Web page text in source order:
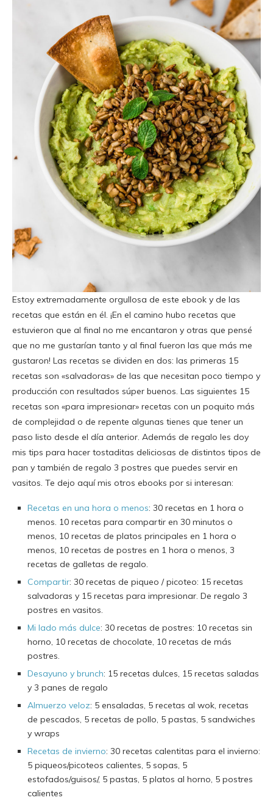
Estoy extremadamente orgullosa de este ebook y de las
recetas que están en él. ¡En el camino hubo recetas que
estuvieron que al final no me encantaron y otras que pensé
que no me gustarían tanto y al final fueron las que más me
gustaron! Las recetas se dividen en dos: las primeras 15
recetas son «salvadoras» de las que necesitan poco tiempo y
producción con resultados súper buenos. Las siguientes 15
recetas son «para impresionar» recetas con un poquito más
de complejidad o de repente algunas tienes que tener un
paso listo desde el día anterior. Además de regalo les doy
mis tips para hacer tostaditas deliciosas de distintos tipos de
pan y también de regalo 3 postres que puedes servir en
vasitos. Te dejo aquí mis otros ebooks por si interesan:
Recetas en una hora o menos: 30 recetas en 1 hora o
menos. 10 recetas para compartir en 30 minutos o
menos, 10 recetas de platos principales en 1 hora o
menos, 10 recetas de postres en 1 hora o menos, 3
recetas de galletas de regalo.
Compartir: 30 recetas de piqueo / picoteo: 15 recetas
salvadoras y 15 recetas para impresionar. De regalo 3
postres en vasitos.
Mi lado más dulce: 30 recetas de postres: 10 recetas sin
horno, 10 recetas de chocolate, 10 recetas de más
postres.
Desayuno y brunch: 15 recetas dulces, 15 recetas saladas
y 3 panes de regalo
Almuerzo veloz: 5 ensaladas, 5 recetas al wok, recetas
de pescados, 5 recetas de pollo, 5 pastas, 5 sandwiches
y wraps
Recetas de invierno: 30 recetas calentitas para el invierno:
5 piqueos/picoteos calientes, 5 sopas, 5
estofados/guisos/, 5 pastas, 5 platos al horno, 5 postres
calientes